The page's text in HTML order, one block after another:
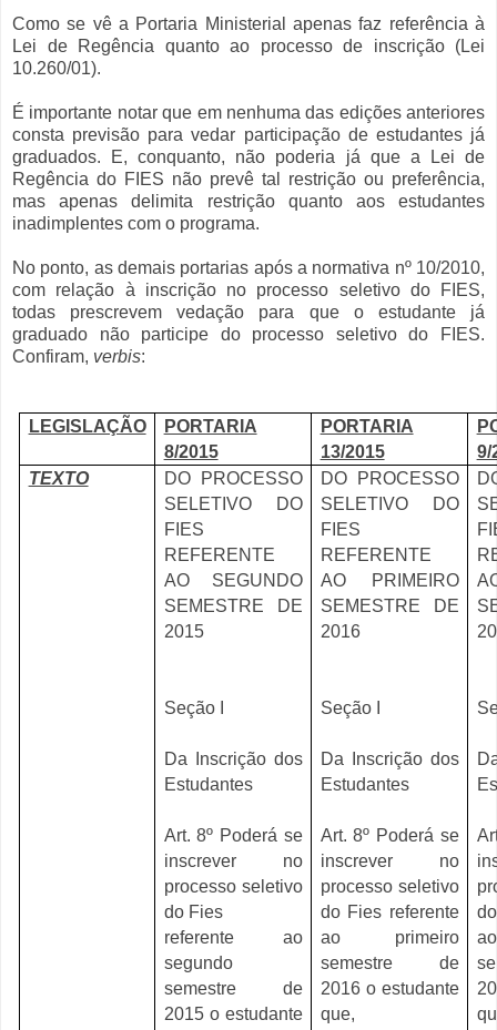
Como se vê a Portaria Ministerial apenas faz referência à
Lei de Regência quanto ao processo de inscrição (Lei
10.260/01).
É importante notar que em nenhuma das edições anteriores
consta previsão para vedar participação de estudantes já
graduados. E, conquanto, não poderia já que a Lei de
Regência do FIES não prevê tal restrição ou preferência,
mas apenas delimita restrição quanto aos estudantes
inadimplentes com o programa.
No ponto, as demais portarias após a normativa nº 10/2010,
com relação à inscrição no processo seletivo do FIES,
todas prescrevem vedação para que o estudante já
graduado não participe do processo seletivo do FIES.
Confiram, verbis:
LEGISLAÇÃO
PORTARIA
8/2015
PORTARIA
13/2015
9/
TEXTO
DO PROCESSO
SELETIVO DO
FIES
REFERENTE
AO SEGUNDO
SEMESTRE DE
2015
Seção I
Da Inscrição dos
Estudantes
Art. 8º Poderá se
inscrever no
processo seletivo
do Fies
referente ao
segundo
semestre de
2015 o estudante
DO PROCESSO
SELETIVO DO
FIES
REFERENTE
AO PRIMEIRO
SEMESTRE DE
2016
Seção I
Da Inscrição dos
Estudantes
Art. 8º Poderá se
inscrever no
processo seletivo
do Fies referente
ao primeiro
semestre de
2016 o estudante
que,